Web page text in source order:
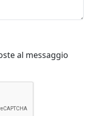
al messaggio